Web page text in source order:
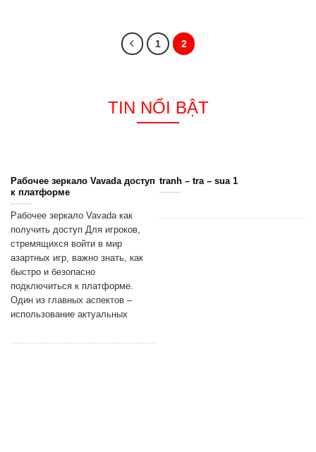
1 2
TIN NỔI BẬT
Рабочее зеркало Vavada доступ
к платформе
Рабочее зеркало Vavada как
получить доступ Для игроков,
стремящихся войти в мир
азартных игр, важно знать, как
быстро и безопасно
подключиться к платформе.
Один из главных аспектов –
использование актуальных
tranh – tra – sua 1